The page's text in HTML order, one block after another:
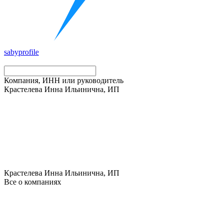
sabyprofile
Компания, ИНН или руководитель
Крастелева Инна Ильинична, ИП
Крастелева Инна Ильинична, ИП
Все о компаниях